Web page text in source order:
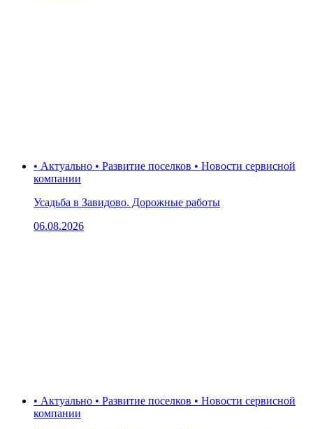
• Актуально • Развитие поселков • Новости сервисной
компании
Усадьба в Завидово. Дорожные работы
06.08.2026
• Актуально • Развитие поселков • Новости сервисной
компании